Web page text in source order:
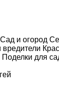
Сад и огород
вредители
Поделки для